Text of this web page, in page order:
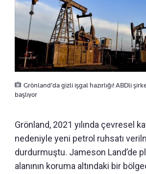
Grönland’da gizli işgal hazırlığı! ABDli
başlıyor
Grönland, 2021 yılında çevresel
nedeniyle yeni petrol ruhsatı
durdurmuştu. Jameson Land’de
alanının koruma altındaki bir